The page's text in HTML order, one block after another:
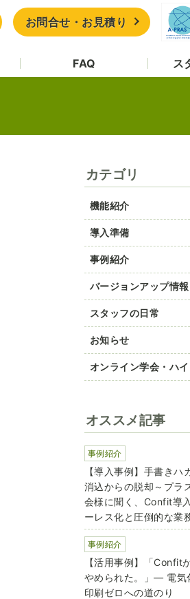
お問合せ・お見積り
FAQ ス
カテゴリ
機能紹介
導入準備
事例紹介
バージョンアップ情報
スタッフの日常
お知らせ
オンライン学会・ハ
オススメ記事
事例紹介
【導入事例】手書きハ
消込からの脱却～プラ
会様に聞く、Confit導
ーレス化と圧倒的な業
事例紹介
【活用事例】「Confit
やめられた。」― 電気
印刷ゼロへの道のり